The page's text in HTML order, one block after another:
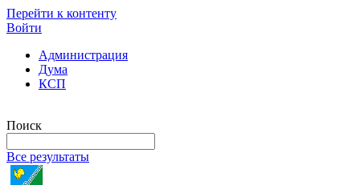
Перейти к контенту
Войти
Администрация
Дума
КСП
Поиск
Все результаты